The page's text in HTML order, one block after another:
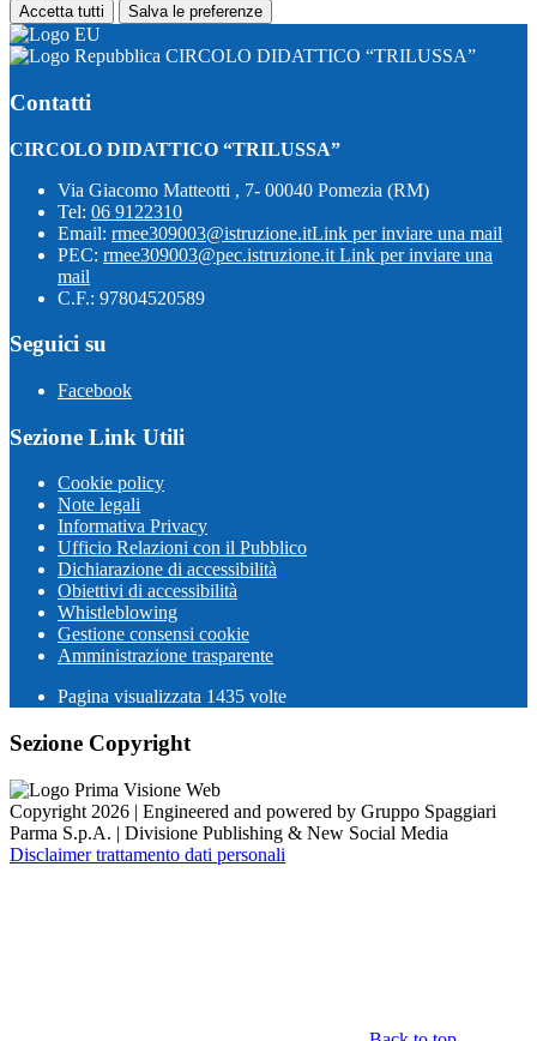
Accetta tutti Salva le preferenze
CIRCOLO DIDATTICO “TRILUSSA”
Contatti
CIRCOLO DIDATTICO “TRILUSSA”
Via Giacomo Matteotti , 7- 00040 Pomezia (RM)
Tel: 06 9122310
Email: rmee309003@istruzione.itLink per inviare una mail
PEC: rmee309003@pec.istruzione.it Link per inviare una
mail
C.F.: 97804520589
Seguici su
Facebook
Sezione Link Utili
Cookie policy
Note legali
Informativa Privacy
Ufficio Relazioni con il Pubblico
Dichiarazione di accessibilità
Obiettivi di accessibilità
Whistleblowing
Gestione consensi cookie
Amministrazione trasparente
Pagina visualizzata 1435 volte
Sezione Copyright
Copyright 2026 | Engineered and powered by Gruppo Spaggiari
Parma S.p.A. | Divisione Publishing & New Social Media
Disclaimer trattamento dati personali